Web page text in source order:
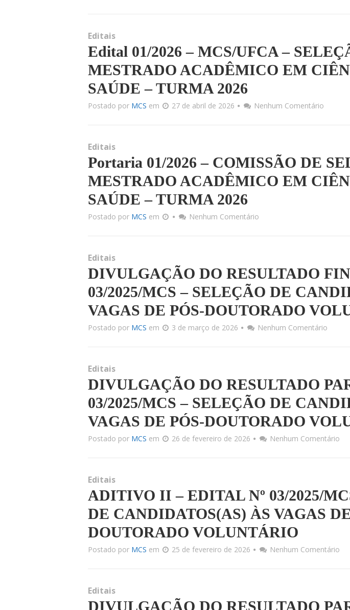
Editais
Edital 01/2026 – MCS/UFCA –
MESTRADO ACADÊMICO EM
SAÚDE – TURMA 2026
Postado por MCS em 27 de abril de 2026 Nenhum Comentário
Editais
Portaria 01/2026 – COMISSÃO DE
MESTRADO ACADÊMICO EM
SAÚDE – TURMA 2026
Postado por MCS em Nenhum Comentário
Editais
DIVULGAÇÃO DO RESULTADO
03/2025/MCS – SELEÇÃO DE
VAGAS DE PÓS-DOUTORADO
Postado por MCS em 3 de março de 2026 Nenhum Comentário
Editais
DIVULGAÇÃO DO RESULTADO
03/2025/MCS – SELEÇÃO DE
VAGAS DE PÓS-DOUTORADO
Postado por MCS em 26 de fevereiro de 2026 Nenhum Comentário
Editais
ADITIVO II – EDITAL Nº 03/2025/
DE CANDIDATOS(AS) ÀS VAGAS
DOUTORADO VOLUNTÁRIO
Postado por MCS em 25 de fevereiro de 2026 Nenhum Comentário
Editais
DIVULGAÇÃO DO RESULTADO